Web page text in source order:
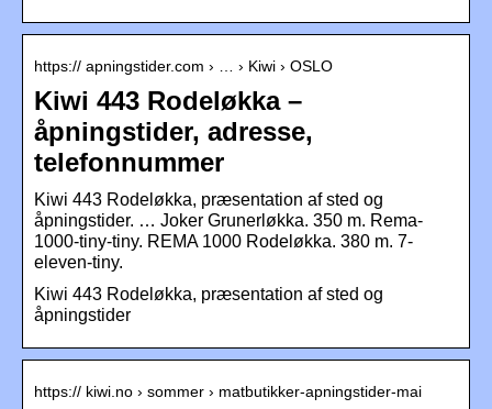
https:// apningstider.com › … › Kiwi › OSLO
Kiwi 443 Rodeløkka –
åpningstider, adresse,
telefonnummer
Kiwi 443 Rodeløkka, præsentation af sted og
åpningstider. … Joker Grunerløkka. 350 m. Rema-
1000-tiny-tiny. REMA 1000 Rodeløkka. 380 m. 7-
eleven-tiny.
Kiwi 443 Rodeløkka, præsentation af sted og
åpningstider
https:// kiwi.no › sommer › matbutikker-apningstider-mai